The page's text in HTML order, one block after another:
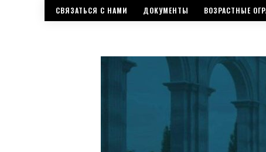
СВЯЗАТЬСЯ С НАМИ ДОКУМЕНТЫ ВОЗРАСТНЫЕ